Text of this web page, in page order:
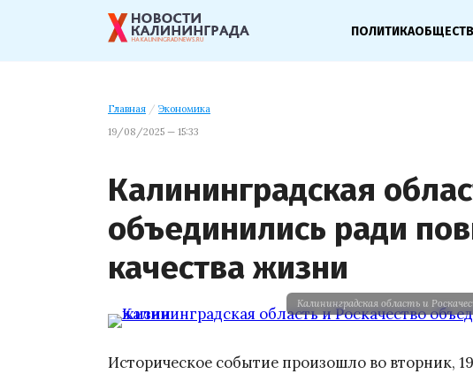
ПОЛИТИКА
Главная / Экономика
19/08/2025 — 15:33
Калининградская
объединились ради
качества жизни
Калининградская область и
Историческое событие произошло во вторник,